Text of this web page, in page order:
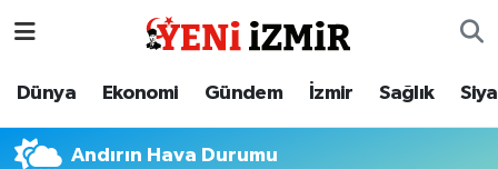
Dünya Ekonomi Gündem İzmir Sağlık
Andırın Hava Durumu
Dünya
İzmir Nöbetçi Eczaneler